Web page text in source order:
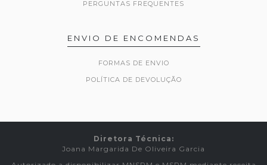
PERGUNTAS FREQUENTES
ENVIO DE ENCOMENDAS
FORMAS DE ENVIO
POLÍTICA DE DEVOLUÇÃO
Diretora Técnica:
Joana Margarida De Oliveira Garcia